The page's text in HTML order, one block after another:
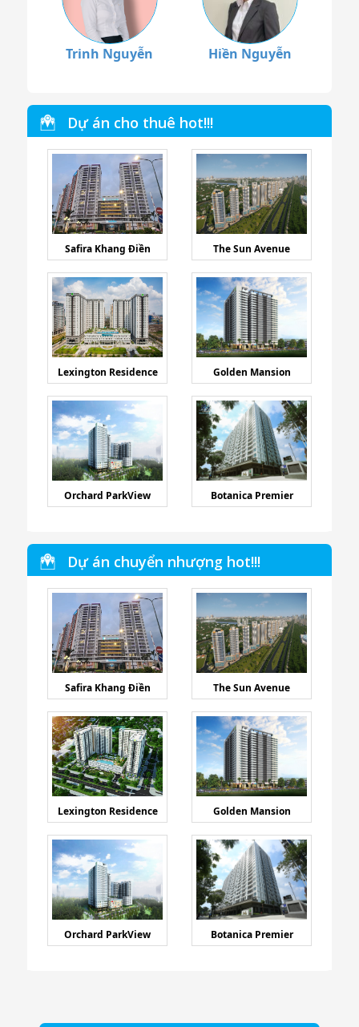
Trinh Nguyễn Hiền Nguyễn
Dự án cho thuê hot!!!
Safira Khang Điền The Sun Avenue
Lexington Residence Golden Mansion
Orchard ParkView Botanica Premier
Dự án chuyển nhượng hot!!!
Safira Khang Điền The Sun Avenue
Lexington Residence Golden Mansion
Orchard ParkView Botanica Premier